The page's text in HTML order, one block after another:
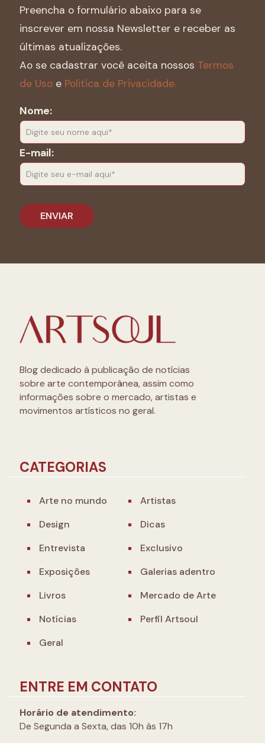
Preencha o formulário abaixo para se
inscrever em nossa Newsletter e receber as
últimas atualizações.
Ao se cadastrar você aceita nossos Termos
de Uso e Politica de Privacidade.
Nome:
E-mail:
Blog dedicado à publicação de notícias
sobre arte contemporânea, assim como
informações sobre o mercado, artistas e
movimentos artísticos no geral.
CATEGORIAS
Arte no mundo
Artistas
Design
Dicas
Entrevista
Exclusivo
Exposições
Galerias adentro
Livros
Mercado de Arte
Notícias
Perfil Artsoul
Geral
ENTRE EM CONTATO
Horário de atendimento:
De Segunda a Sexta, das 10h às 17h